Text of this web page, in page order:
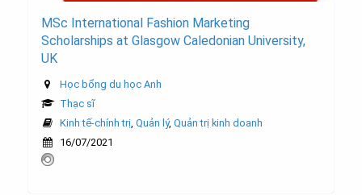
MSc International Fashion Marketing
Scholarships at Glasgow Caledonian University,
UK
Học bổng du học Anh
Thạc sĩ
Kinh tế-chính trị Quản lý, Quản trị kinh doanh
16/07/2021